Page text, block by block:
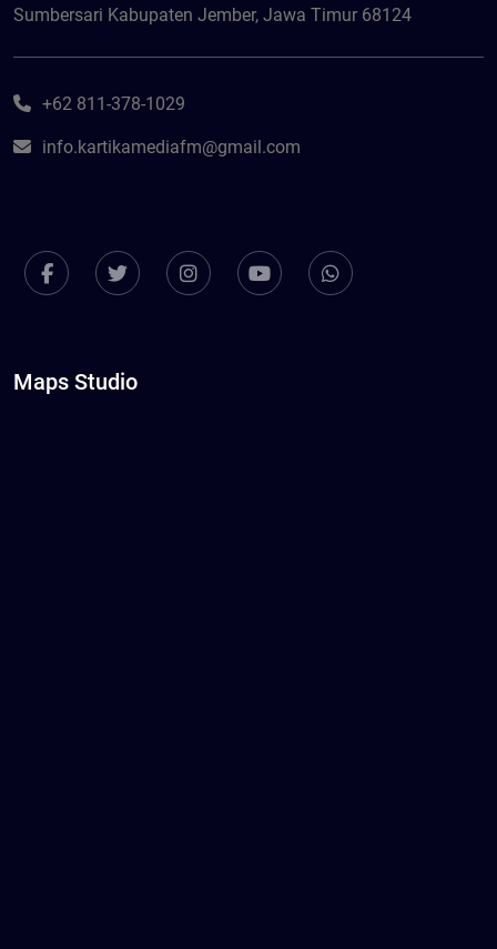
Sumbersari Kabupaten Jember, Jawa Timur 68124
+62 811-378-1029
info.kartikamediafm@gmail.com
Maps Studio